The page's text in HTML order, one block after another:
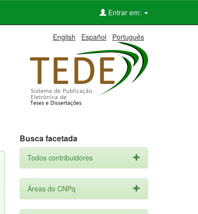
Entrar em:
English Español Português
Busca facetada
Todos contribuidores
Áreas do CNPq